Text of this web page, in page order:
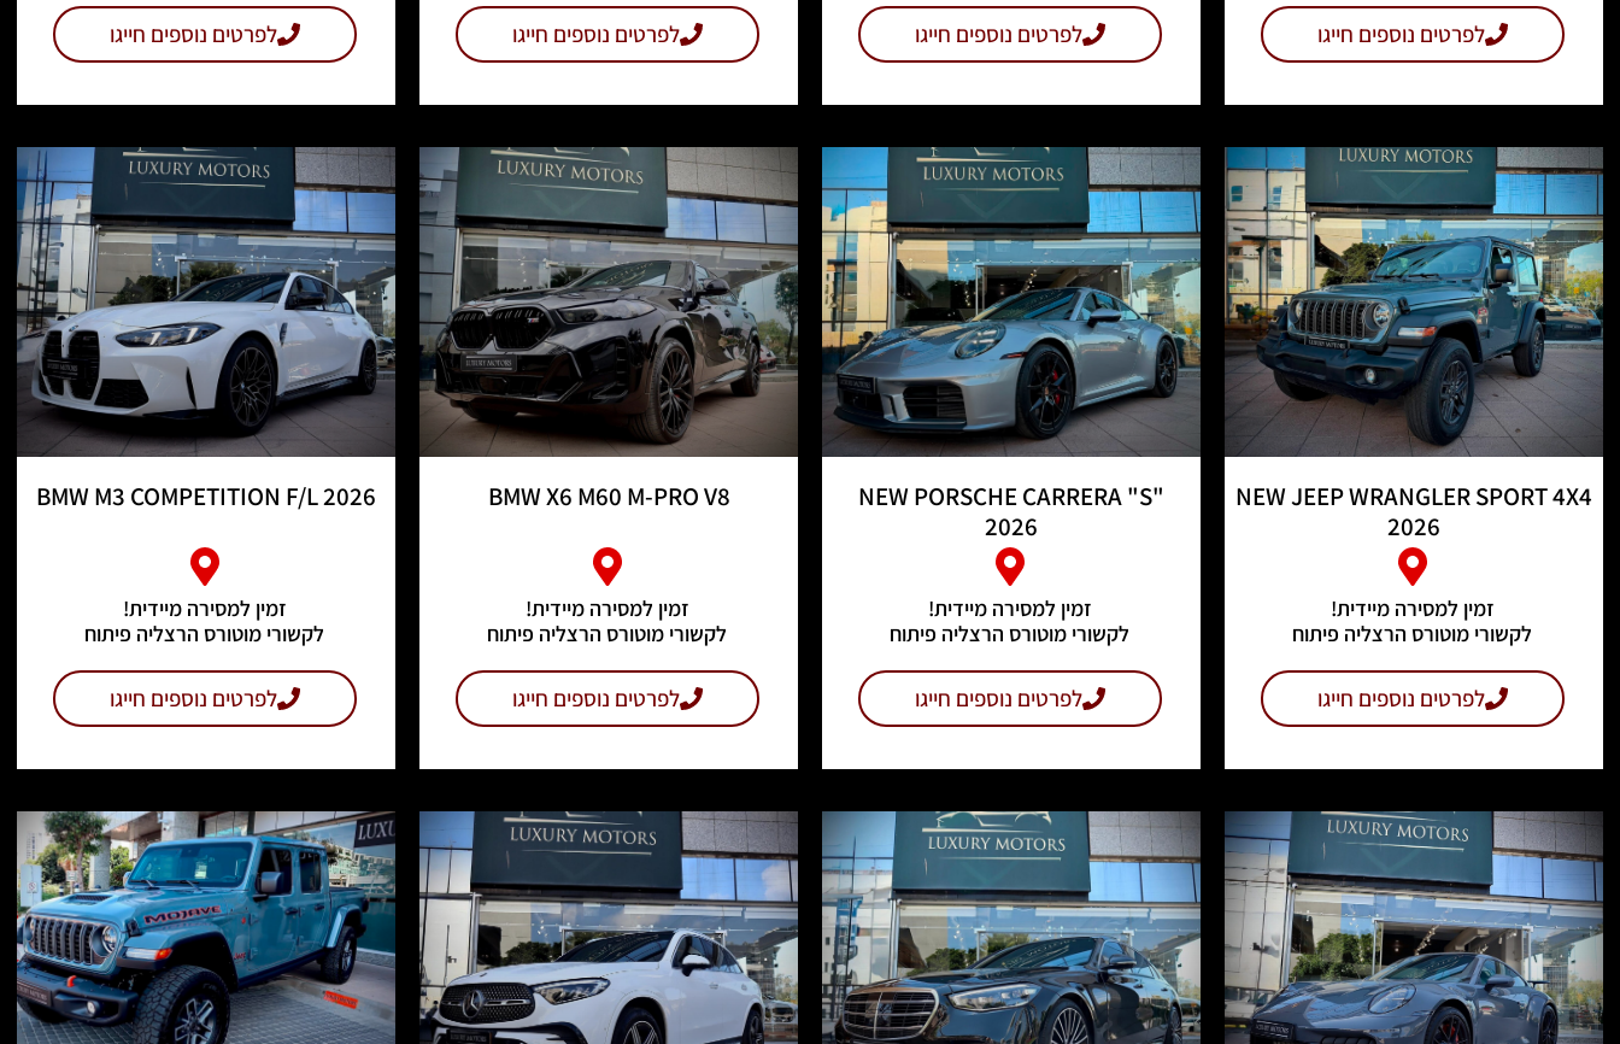
לפרטים נוספים חייגו לפרטים נוספים חייגו לפרטים נוספים חייגו לפרטים נוספים חייגו
NEW JEEP WRANGLER SPORT 4X4
2026
זמין למסירה מיידית!
לקשורי מוטורס הרצליה פיתוח
לפרטים נוספים חייגו
NEW PORSCHE CARRERA "S"
2026
זמין למסירה מיידית!
לקשורי מוטורס הרצליה פיתוח
לפרטים נוספים חייגו
BMW X6 M60 M-PRO V8
זמין למסירה מיידית!
לקשורי מוטורס הרצליה פיתוח
לפרטים נוספים חייגו
BMW M3 COMPETITION F/L 2026
זמין למסירה מיידית!
לקשורי מוטורס הרצליה פיתוח
לפרטים נוספים חייגו